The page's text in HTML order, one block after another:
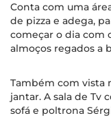
Conta com uma
de pizza e adega,
começar o dia com
almoços regados a
Também com vista
jantar. A sala de Tv
sofá e poltrona